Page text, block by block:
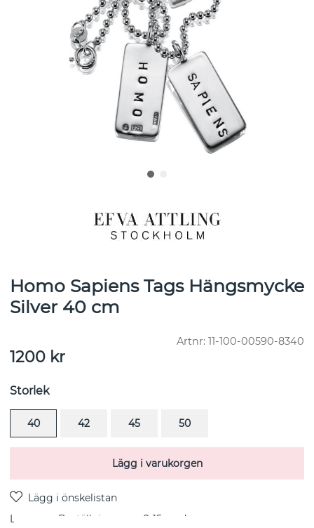
Homo Sapiens Tags Hängsmycke
Silver 40 cm
Artnr: 11-100-00590-8340
1200 kr
Storlek
40 42 45 50
Lägg i varukorgen
Leverans: Beställningsvara 8-15 vardagar